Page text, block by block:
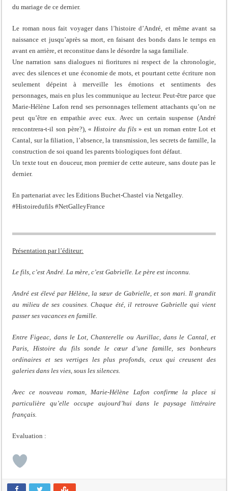
du mariage de ce dernier.
Le roman nous fait voyager dans l’histoire d’André, et même avant sa
naissance et jusqu’après sa mort, en faisant des bonds dans le temps en
avant en arrière, et reconstitue dans le désordre la saga familiale.
Une narration sans dialogues ni fioritures ni respect de la chronologie,
avec des silences et une économie de mots, et pourtant cette écriture non
seulement dépeint à merveille les émotions et sentiments des
personnages, mais en plus les communique au lecteur. Peut-être parce que
Marie-Hélène Lafon rend ses personnages tellement attachants qu’on ne
peut qu’être en empathie avec eux. Avec un certain suspense (André
rencontrera-t-il son père?), «Histoire du fils» est un roman entre Lot et
Cantal, sur la filiation, l’absence, la transmission, les secrets de famille, la
construction de soi quand les parents biologiques font défaut.
Un texte tout en douceur, mon premier de cette auteure, sans doute pas le
dernier.
En partenariat avec les Editions Buchet-Chastel via Netgalley.
#Histoiredufils #NetGalleyFrance
Présentation par l’éditeur:
Le fils, c’est André. La mère, c’est Gabrielle. Le père est inconnu.
André est élevé par Hélène, la sœur de Gabrielle, et son mari. Il grandit
au milieu de ses cousines. Chaque été, il retrouve Gabrielle qui vient
passer ses vacances en famille.
Entre Figeac, dans le Lot, Chanterelle ou Aurillac, dans le Cantal, et
Paris, Histoire du fils sonde le cœur d’une famille, ses bonheurs
ordinaires et ses vertiges les plus profonds, ceux qui creusent des
galeries dans les vies, sous les silences.
Avec ce nouveau roman, Marie-Hélène Lafon confirme la place si
particulière qu’elle occupe aujourd’hui dans le paysage littéraire
français.
Evaluation :